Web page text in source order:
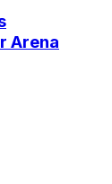
Arena